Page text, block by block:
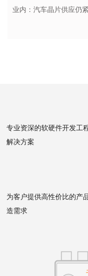
业内：汽车晶片供应仍
专业资深的软硬件开发工
解决方案
为客户提供高性价比的产
造需求